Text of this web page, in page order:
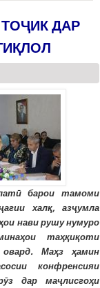
ДАР
барои тамоми
халқ, азҷумла
нави рушу нумуро
таҳқиқоти
Маҳз ҳамин
конфренсияи
дар маҷлисгоҳи